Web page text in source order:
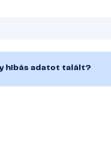
hibás adatot talált?